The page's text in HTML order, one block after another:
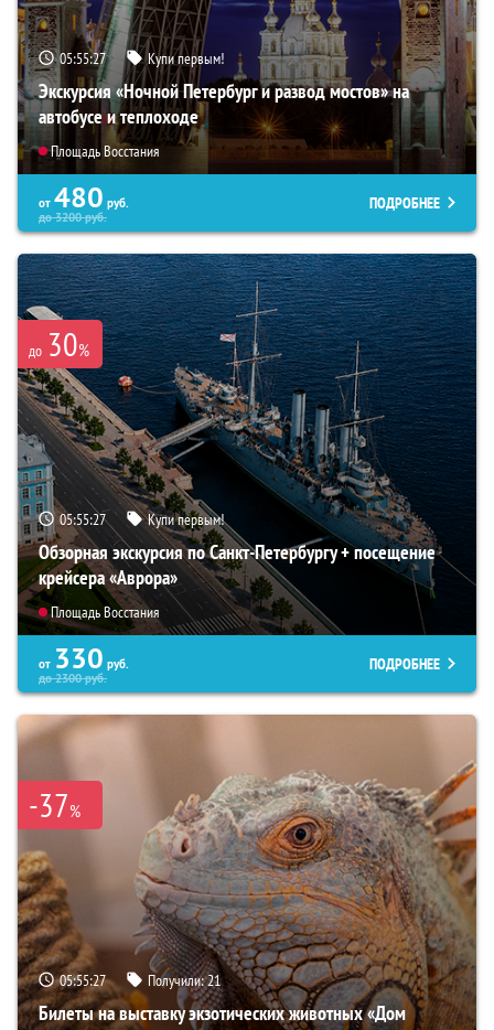
05:55:26 Купи первым!
Экскурсия «Ночной Петербург и развод мостов» на
автобусе и теплоходе
Площадь Восстания
от 480 руб.
до3200руб.
ПОДРОБНЕЕ
до 30%
05:55:26 Купи первым!
Обзорная экскурсия по Санкт-Петербургу + посещение
крейсера «Аврора»
Площадь Восстания
от 330 руб.
до2300руб.
ПОДРОБНЕЕ
-37%
05:55:26 Получили:21
Билеты на выставку экзотических животных «Дом